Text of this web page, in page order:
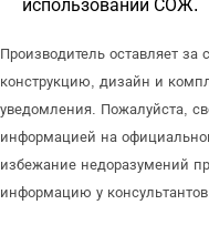
использовании СОЖ.
Производитель оставляет
конструкцию, дизайн и
уведомления. Пожалуйста,
информацией на
избежание недоразумений
информацию у